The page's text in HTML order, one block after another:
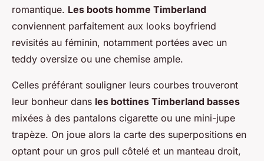
romantique. Les boots homme Timberland
conviennent parfaitement aux looks boyfriend
revisités au féminin, notamment portées avec un
teddy oversize ou une chemise ample.
Celles préférant souligner leurs courbes trouveront
leur bonheur dans les bottines Timberland basses
mixées à des pantalons cigarette ou une mini-jupe
trapèze. On joue alors la carte des superpositions en
optant pour un gros pull côtelé et un manteau droit,